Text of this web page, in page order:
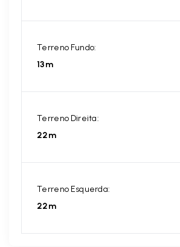
Terreno Fundo:
13m
Terreno Direita:
22m
Terreno Esquerda:
22m